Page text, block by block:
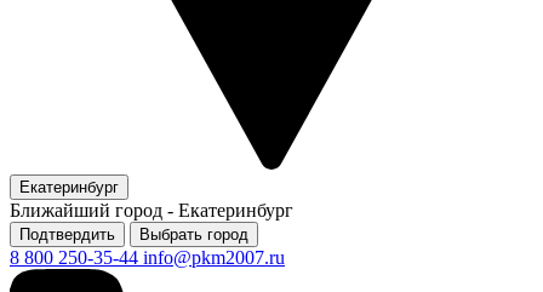
Екатеринбург
Ближайший город - Екатеринбург
Подтвердить Выбрать город
8 800 250-35-44 info@pkm2007.ru